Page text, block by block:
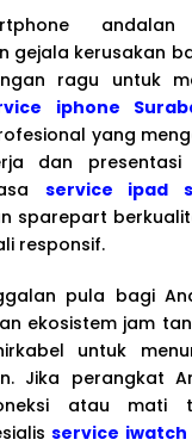
gejala kerusakan
ragu untuk
iphone
yang
dan presentasi
service ipad
sparepart
responsif.
pula bagi
ekosistem jam
untuk
Jika perangkat
atau mati
service